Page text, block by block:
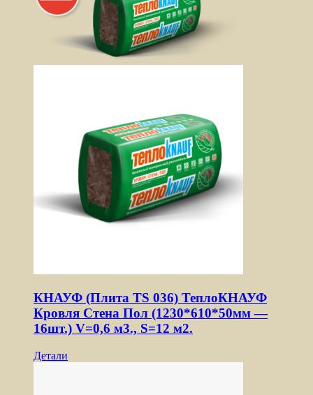
КНАУФ (Плита TS 036) ТеплоКНАУФ
Кровля Стена Пол (1230*610*50мм —
16шт.) V=0,6 м3., S=12 м2.
Детали